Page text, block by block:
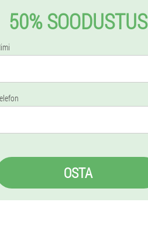
50% SOODUSTUS
OSTA